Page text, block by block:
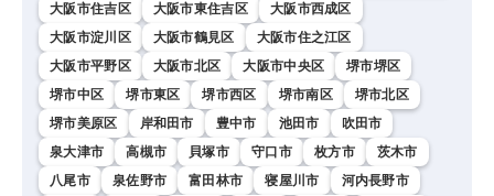
大阪市住吉区 大阪市東住吉区
大阪市西成区
大阪市淀川区
大阪市鶴見区
大阪市住之江区
大阪市平野区
大阪市北区 大阪市中央区
堺市堺区
堺市中区
堺市東区 堺市西区 堺市南区
堺市北区
堺市美原区
岸和田市 豊中市 池田市
吹田市
泉大津市
高槻市 貝塚市 守口市 枚方市
茨木市
八尾市
泉佐野市 富田林市 寝屋川市
河内長野市